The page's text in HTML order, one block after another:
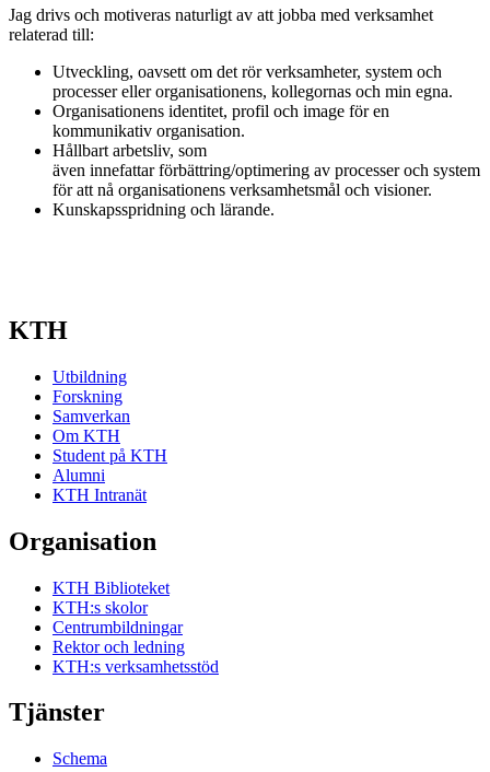
Jag drivs och motiveras naturligt av att jobba med verksamhet
relaterad till:
Utveckling, oavsett om det rör verksamheter, system och
processer eller organisationens, kollegornas och min egna.
Organisationens identitet, profil och image för en
kommunikativ organisation.
Hållbart arbetsliv, som
även innefattar förbättring/optimering av processer och system
för att nå organisationens verksamhetsmål och visioner.
Kunskapsspridning och lärande.
KTH
Utbildning
Forskning
Samverkan
Om KTH
Student på KTH
Alumni
KTH Intranät
Organisation
KTH Biblioteket
KTH:s skolor
Centrumbildningar
Rektor och ledning
KTH:s verksamhetsstöd
Tjänster
Schema